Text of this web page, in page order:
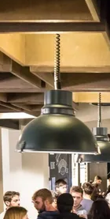
how to
moment to review
6F SKYLOBBY
央区天神1丁目11
810-0001
お越しください|
B2 to the 6th floor